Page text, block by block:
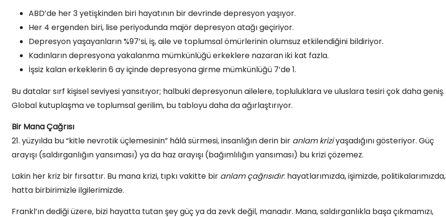
ABD’de her 3 yetişkinden biri hayatının bir devrinde depresyon yaşıyor.
Her 4 ergenden biri, lise periyodunda majör depresyon atağı geçiriyor.
Depresyon yaşayanların %97’si, iş, aile ve toplumsal ömürlerinin olumsuz etkilendiğini bildiriyor.
Kadınların depresyona yakalanma mümkünlüğü erkeklere nazaran iki kat fazla.
İşsiz kalan erkeklerin 6 ay içinde depresyona girme mümkünlüğü 7’de 1.
Bu datalar sırf kişisel seviyesi yansıtıyor; halbuki depresyonun ailelere, topluluklara ve uluslara tesiri çok daha geniş.
Global kutuplaşma ve toplumsal gerilim, bu tabloyu daha da ağırlaştırıyor.
Bir Mana Çağrısı
21. yüzyılda bu “kitle nevrotik üçlemesinin” hâlâ sürmesi, insanlığın derin bir anlam kriziyaşadığını gösteriyor. Güç
arayışı (saldırganlığın yansıması) ya da haz arayışı (bağımlılığın yansıması) bu krizi çözemez.
Lakin her kriz bir fırsattır. Bu mana krizi, tıpkı vakitte bir anlam çağrısıdır: hayatlarımızda, işimizde, politikalarımızda,
hatta birbirimizle ilgilerimizde.
Frankl’ın dediği üzere, bizi hayatta tutan şey güç ya da zevk değil, manadır. Mana, saldırganlıkla başa çıkmamızı,